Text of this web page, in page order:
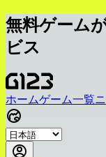
無料ゲーム
ビス
ホームゲーム一覧